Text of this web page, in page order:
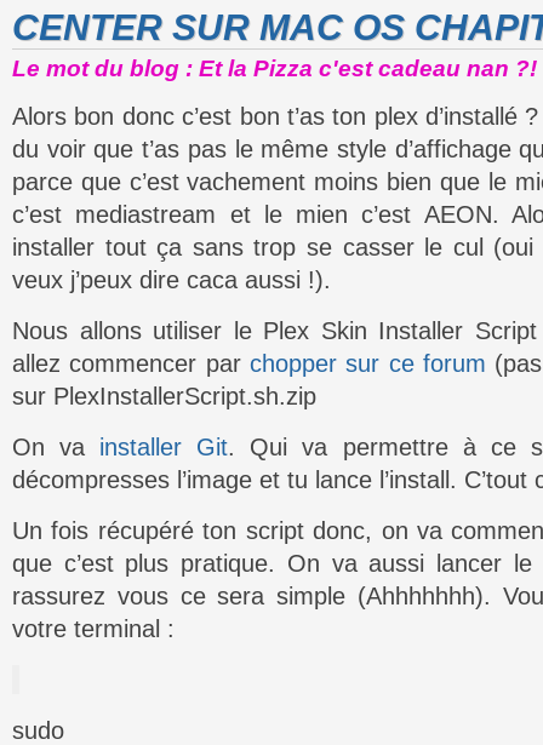
CENTER SUR MAC OS
Le mot du blog : Et la Pizza c'est cadeau nan ?!
Alors bon donc c’est bon t’as ton plex d’installé
du voir que t’as pas le même style d’affichage
parce que c’est vachement moins bien que le
c’est mediastream et le mien c’est AEON.
installer tout ça sans trop se casser le cul
veux j’peux dire caca aussi !).
Nous allons utiliser le Plex Skin Installer
allez commencer par chopper sur ce forum
sur PlexInstallerScript.sh.zip
On va installer Git. Qui va permettre à ce
décompresses l’image et tu lance l’install. C’tout
Un fois récupéré ton script donc, on va
que c’est plus pratique. On va aussi lancer le
rassurez vous ce sera simple (Ahhhhhhh).
votre terminal :
sudo